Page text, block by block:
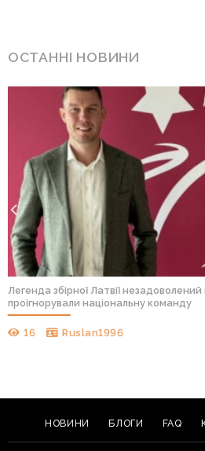
ОСТАННІ НОВИНИ
Легенда збірної Латвії незадоволений
проігнорували національну команду
16 Ruslan1996
НОВИНИ БЛОГИ FAQ